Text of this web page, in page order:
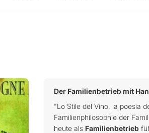
Der Familienbetrieb mit
"Lo Stile del Vino, la poesia
Familienphilosophie der
heute als Familienbetrieb